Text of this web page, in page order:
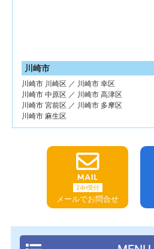
川崎市
川崎市 川崎区 ／ 川崎市 幸区
川崎市 中原区 ／ 川崎市 高津区
川崎市 宮前区 ／ 川崎市 多摩区
川崎市 麻生区
24H受付
メールでお問合せ